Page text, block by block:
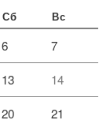
Сб Вс
6 7
13 14
20 21